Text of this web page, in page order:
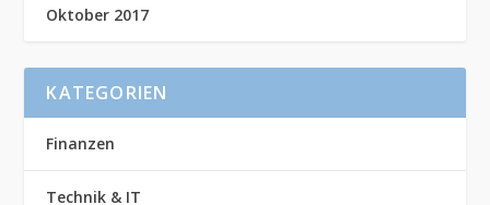
Oktober 2017
KATEGORIEN
Finanzen
Technik & IT